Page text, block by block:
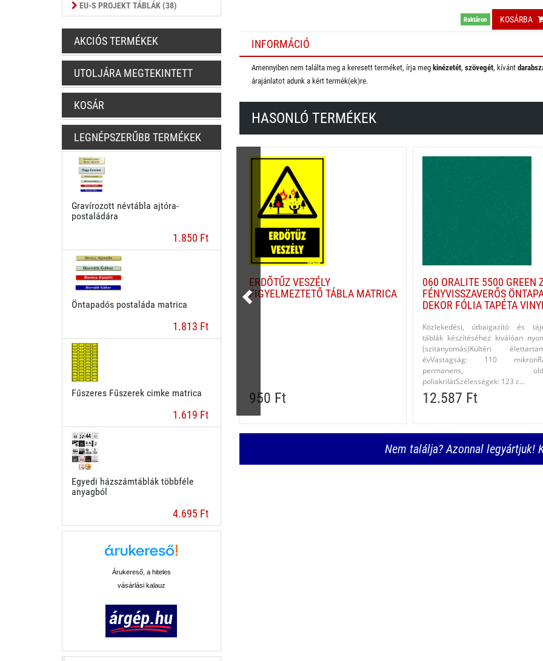
EU-S PROJEKT TÁBLÁK (38)
AKCIÓS TERMÉKEK
UTOLJÁRA MEGTEKINTETT
KOSÁR
LEGNÉPSZERŰBB TERMÉKEK
Gravírozott névtábla ajtóra-
postaládára
1.850 Ft
Öntapadós postaláda matrica
1.813 Ft
Fűszeres Fűszerek cimke matrica
1.619 Ft
Egyedi házszámtáblák többféle
anyagból
4.695 Ft
Árukereső, a hiteles
vásárlási kalauz
Raktáron KOSÁRBA
INFORMÁCIÓ
Amennyiben nem találta meg a keresett terméket, írja meg kinézetét, szövegét, kívánt
árajánlatot adunk a kért termék(ek)re.
HASONLÓ TERMÉKEK
ERDŐTŰZ VESZÉLY
FIGYELMEZTETŐ TÁBLA MATRICA
950 Ft
060 ORALITE 5500 GREEN
FÉNYVISSZAVERŐS
DEKOR FÓLIA TAPÉTA
Közlekedési, útbaigazító és
táblák készítéséhez kiválóan
(szitanyomás)Kültéri
évVastagság: 110
permanens,
poliakrilátSzélességek: 123 c...
12.587 Ft
Nem találja? Azonnal legyártjuk!